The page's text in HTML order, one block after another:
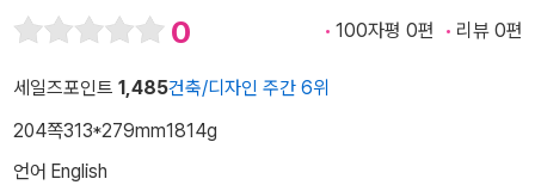
0 100자평 0편 리뷰 0편
세일즈포인트 1,485건축/디자인 주간 6위
204쪽313*279mm1814g
언어 English